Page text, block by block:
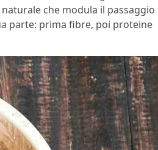
che modula il passaggio
parte: prima fibre, poi proteine